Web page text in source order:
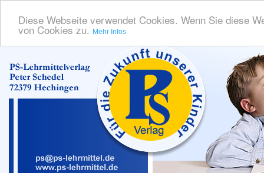
Diese Webseite verwendet Cookies. Wenn Sie diese
von Cookies zu. Mehr Infos